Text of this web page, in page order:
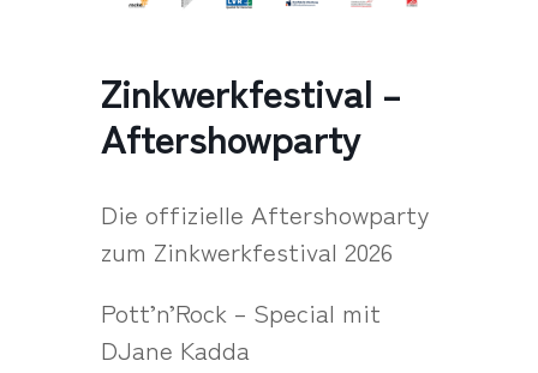
Zinkwerkfestival –
Aftershowparty
Die offizielle Aftershowparty
zum Zinkwerkfestival 2026
Pott’n’Rock – Special mit
DJane Kadda